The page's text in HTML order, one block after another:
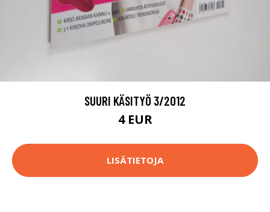
SUURI KÄSITYÖ 3/2012
4 EUR
LISÄTIETOJA